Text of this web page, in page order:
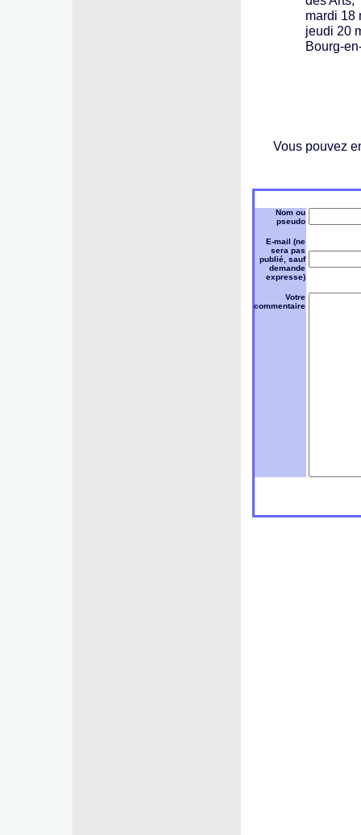
mardi 18
jeudi 20
Bourg-
Vous pouvez
Nom ou
pseudo
E-mail (ne
sera pas
publié, sauf
demande
expresse)
Votre
commentaire